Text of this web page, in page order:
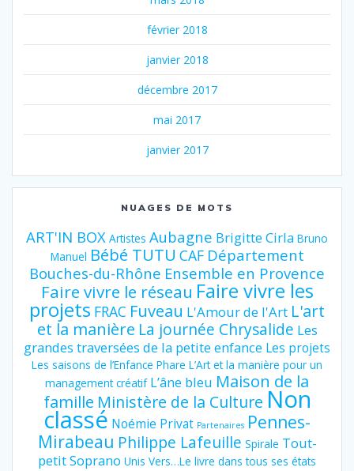
février 2018
janvier 2018
décembre 2017
mai 2017
janvier 2017
NUAGES DE MOTS
ART'IN BOX Artistes Aubagne Brigitte Cirla Bruno
Manuel Bébé TUTU CAF Département
Bouches-du-Rhône Ensemble en Provence
Faire vivre le réseau Faire vivre les
projets FRAC Fuveau L'Amour de l'Art L'art
et la manière La journée Chrysalide Les
grandes traversées de la petite enfance Les projets
Les saisons de l’Enfance Phare L’Art et la manière pour un
management créatif L’âne bleu Maison de la
famille Ministère de la Culture Non
classé Noémie Privat Partenaires Pennes-
Mirabeau Philippe Lafeuille Spirale Tout-
petit Soprano Unis Vers…Le livre dans tous ses états